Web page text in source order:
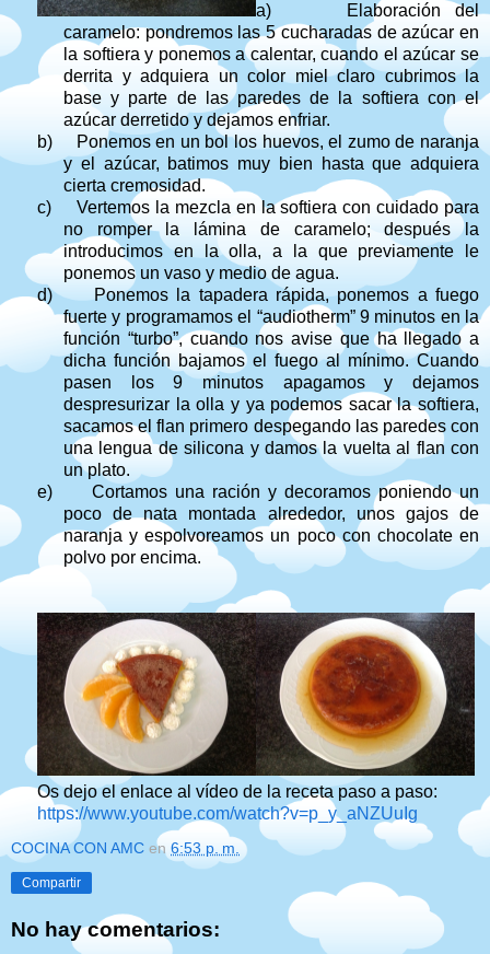
a)
Elaboración del
caramelo: pondremos las 5 cucharadas de azúcar en
la softiera y ponemos a calentar, cuando el azúcar se
derrita y adquiera un color miel claro cubrimos la
base y parte de las paredes de la softiera con el
azúcar derretido y dejamos enfriar.
b)
Ponemos en un bol los huevos, el zumo de naranja
y el azúcar, batimos muy bien hasta que adquiera
cierta cremosidad.
c)
Vertemos la mezcla en la softiera con cuidado para
no romper la lámina de caramelo; después la
introducimos en la olla, a la que previamente le
ponemos un vaso y medio de agua.
d)
Ponemos la tapadera rápida, ponemos a fuego
fuerte y programamos el “audiotherm” 9 minutos en la
función “turbo”, cuando nos avise que ha llegado a
dicha función bajamos el fuego al mínimo. Cuando
pasen los 9 minutos apagamos y dejamos
despresurizar la olla y ya podemos sacar la softiera,
sacamos el flan primero despegando las paredes con
una lengua de silicona y damos la vuelta al flan con
un plato.
e)
Cortamos una ración y decoramos poniendo un
poco de nata montada alrededor, unos gajos de
naranja y espolvoreamos un poco con chocolate en
polvo por encima.
Os dejo el enlace al vídeo de la receta paso a paso:
https://www.youtube.com/watch?v=p_y_aNZUuIg
COCINA CON AMC en 6:53 p. m.
Compartir
No hay comentarios: